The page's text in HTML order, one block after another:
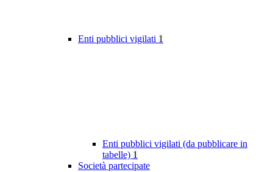
Enti pubblici vigilati 1
Enti pubblici vigilati (da pubblicare in
tabelle) 1
Società partecipate